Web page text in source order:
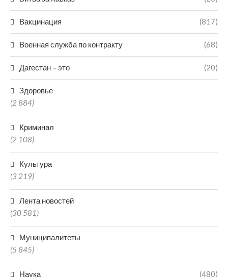
Вакцинация (817)
Военная служба по контракту (68)
Дагестан – это (20)
Здоровье
(2 884)
Криминал
(2 108)
Культура
(3 219)
Лента новостей
(30 581)
Муниципалитеты
(5 845)
Наука (480)